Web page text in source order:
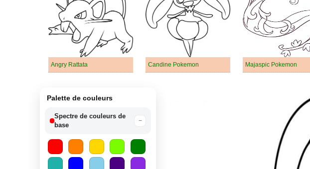
Angry Rattata Candine Pokemon Majaspic Pokemon
Palette de couleurs
Spectre de couleurs de
base
−